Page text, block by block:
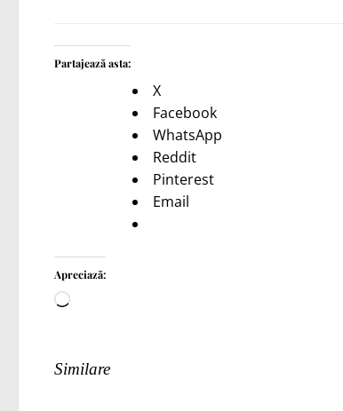
Partajează asta:
X
Facebook
WhatsApp
Reddit
Pinterest
Email
Apreciază:
Încarc...
Similare